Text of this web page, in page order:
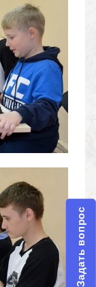
Задать вопрос